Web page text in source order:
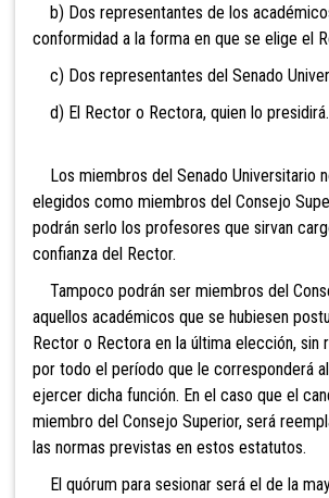
b) Dos representantes de los
conformidad a la forma en que se elige el
c) Dos representantes del Senado
d) El Rector o Rectora, quien lo presidirá.
Los miembros del Senado Universitario
elegidos como miembros del Consejo
podrán serlo los profesores que sirvan
confianza del Rector.
Tampoco podrán ser miembros del
aquellos académicos que se hubiesen
Rector o Rectora en la última elección, sin
por todo el período que le corresponderá
ejercer dicha función. En el caso que el
miembro del Consejo Superior, será
las normas previstas en estos estatutos.
El quórum para sesionar será el de la